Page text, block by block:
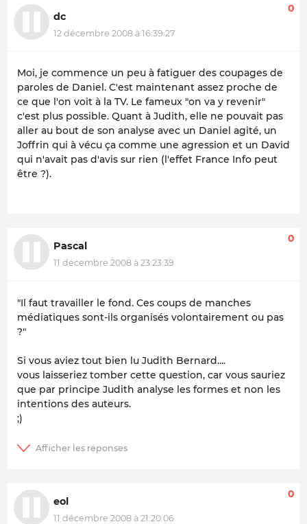
dc
12 décembre 2008 à 16:39:27
0
Moi, je commence un peu à fatiguer des coupages de
paroles de Daniel. C'est maintenant assez proche de
ce que l'on voit à la TV. Le fameux "on va y revenir"
c'est plus possible. Quant à Judith, elle ne pouvait pas
aller au bout de son analyse avec un Daniel agité, un
Joffrin qui à vécu ça comme une agression et un David
qui n'avait pas d'avis sur rien (l'effet France Info peut
être ?).
Pascal
11 décembre 2008 à 23:23:39
0
"Il faut travailler le fond. Ces coups de manches
médiatiques sont-ils organisés volontairement ou pas
?"
Si vous aviez tout bien lu Judith Bernard....
vous laisseriez tomber cette question, car vous sauriez
que par principe Judith analyse les formes et non les
intentions des auteurs.
;)
eol
11 décembre 2008 à 21:20:06
0